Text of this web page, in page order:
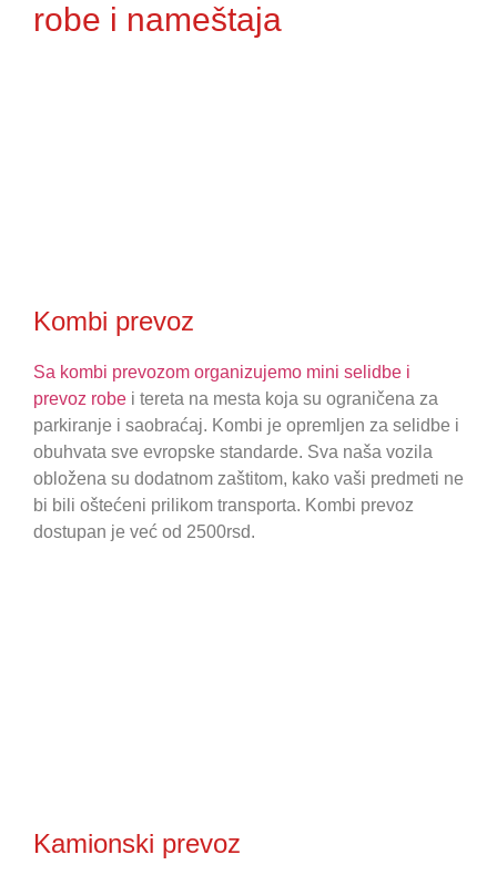
robe i nameštaja
Kombi prevoz
Sa kombi prevozom organizujemo mini selidbe i
prevoz robe i tereta na mesta koja su ograničena za
parkiranje i saobraćaj. Kombi je opremljen za selidbe i
obuhvata sve evropske standarde. Sva naša vozila
obložena su dodatnom zaštitom, kako vaši predmeti ne
bi bili oštećeni prilikom transporta. Kombi prevoz
dostupan je već od 2500rsd.
Kamionski prevoz